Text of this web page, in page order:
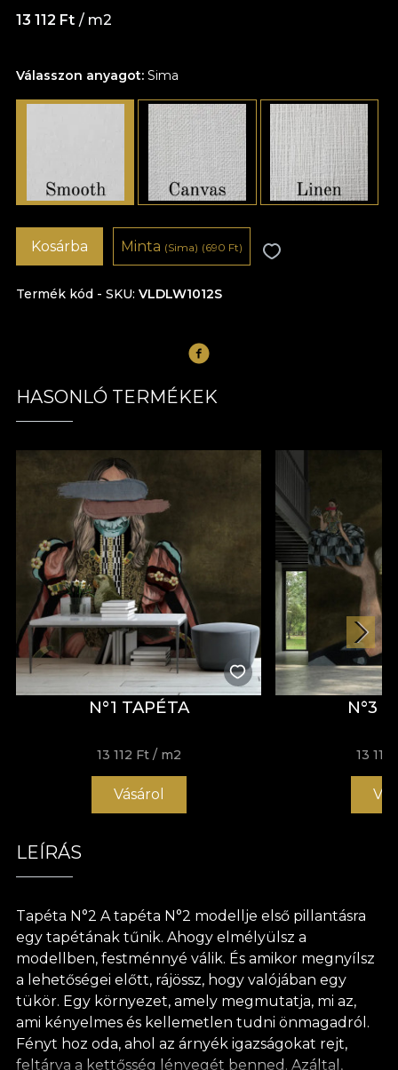
Válasszon anyagot: Sima
13 112 Ft / m2
Termék kód - SKU VLDLW1012S
Kosárba Minta (Sima) (690 Ft)
HASONLÓ TERMÉKEK
N°1 TAPÉTA
13 112 Ft / m2
Vásárol
N°3
13 112
LEÍRÁS
Tapéta N°2 A tapéta N°2 modellje első pillantásra
egy tapétának tűnik. Ahogy elmélyülsz a
modellben, festménnyé válik. És amikor megnyílsz
a lehetőségei előtt, rájössz, hogy valójában egy
tükör. Egy környezet, amely megmutatja, mi az,
ami kényelmes és kellemetlen tudni önmagadról.
Fényt hoz oda, ahol az árnyék igazságokat rejt,
feltárva a kettősség lényegét benned. Azáltal,